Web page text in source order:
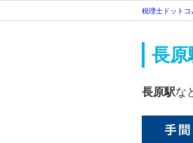
税理士ドットコ
長
長原駅な